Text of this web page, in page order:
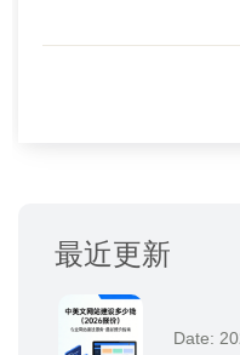
风格简洁 中国
最近更新
Date: